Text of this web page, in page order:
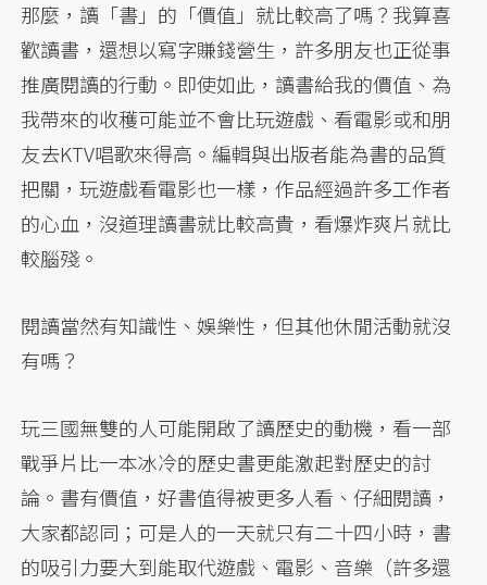
那麼，讀「書」的「價值」就比較高了嗎？我算喜
歡讀書，還想以寫字賺錢營生，許多朋友也正從事
推廣閱讀的行動。即使如此，讀書給我的價值、為
我帶來的收穫可能並不會比玩遊戲、看電影或和朋
友去KTV唱歌來得高。編輯與出版者能為書的品質
把關，玩遊戲看電影也一樣，作品經過許多工作者
的心血，沒道理讀書就比較高貴，看爆炸爽片就比
較腦殘。
閱讀當然有知識性、娛樂性，但其他休閒活動就沒
有嗎？
玩三國無雙的人可能開啟了讀歷史的動機，看一部
戰爭片比一本冰冷的歷史書更能激起對歷史的討
論。書有價值，好書值得被更多人看、仔細閱讀，
大家都認同；可是人的一天就只有二十四小時，書
的吸引力要大到能取代遊戲、電影、音樂（許多還